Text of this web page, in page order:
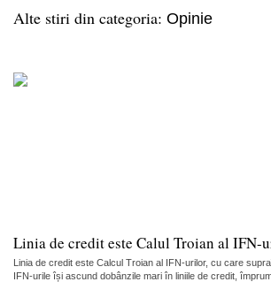
Alte stiri din categoria: Opinie
Linia de credit este Calul Troian al IFN-
Linia de credit este Calcul Troian al IFN-urilor, cu care
IFN-urile își ascund dobânzile mari în liniile de credit,